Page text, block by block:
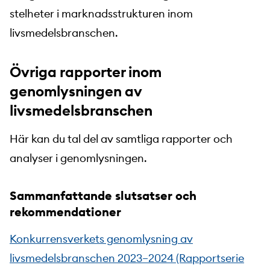
stelheter i marknadsstrukturen inom
livsmedelsbranschen.
Övriga rapporter inom
genomlysningen av
livsmedelsbranschen
Här kan du tal del av samtliga rapporter och
analyser i genomlysningen.
Sammanfattande slutsatser och
rekommendationer
Konkurrensverkets genomlysning av
livsmedelsbranschen 2023–2024 (Rapportserie